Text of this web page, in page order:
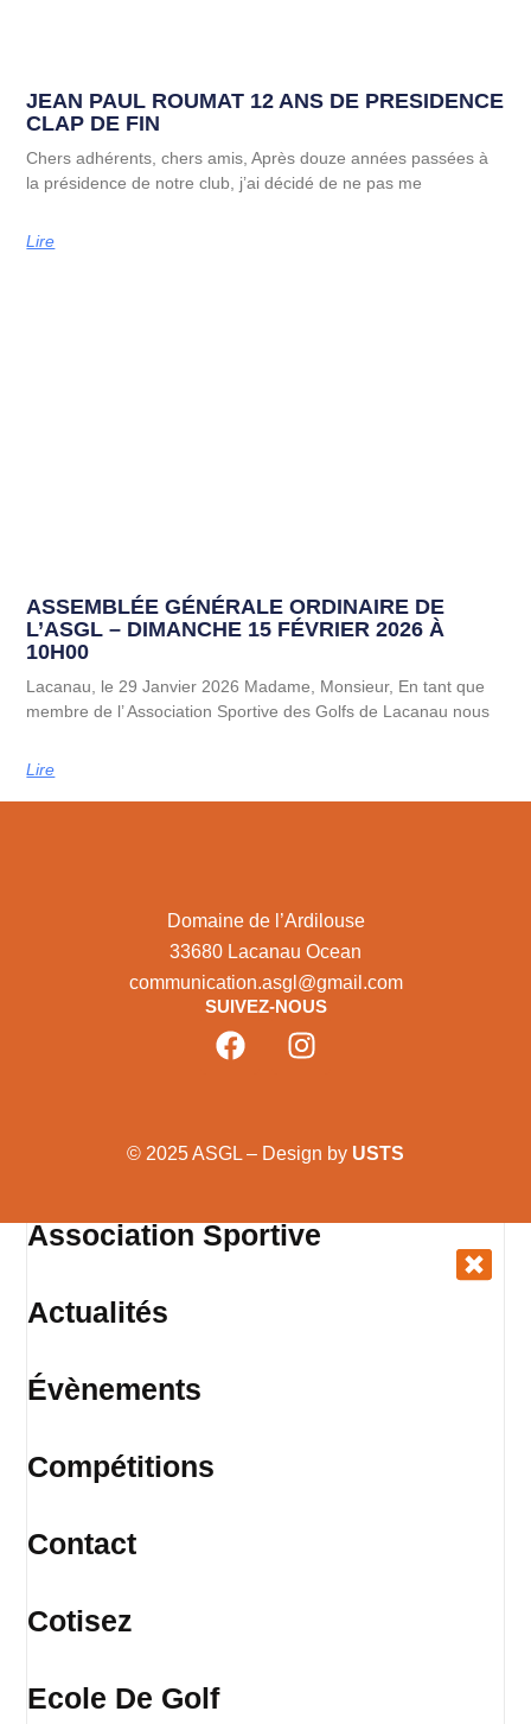
JEAN PAUL ROUMAT 12 ANS DE PRESIDENCE
CLAP DE FIN
Chers adhérents, chers amis, Après douze années passées à
la présidence de notre club, j’ai décidé de ne pas me
Lire
ASSEMBLÉE GÉNÉRALE ORDINAIRE DE
L’ASGL – DIMANCHE 15 FÉVRIER 2026 À
10H00
Lacanau, le 29 Janvier 2026 Madame, Monsieur, En tant que
membre de l’ Association Sportive des Golfs de Lacanau nous
Lire
Domaine de l’Ardilouse
33680 Lacanau Ocean
communication.asgl@gmail.com
SUIVEZ-NOUS
© 2025 ASGL – Design by USTS
Association Sportive
Actualités
Évènements
Compétitions
Contact
Cotisez
Ecole De Golf